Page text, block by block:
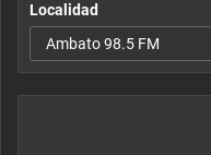
Localidad
Ambato 98.5 FM